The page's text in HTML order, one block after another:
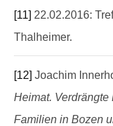
[11] 22.02.2016:
Thalheimer.
[12] Joachim
Heimat.
Familien in Bozen